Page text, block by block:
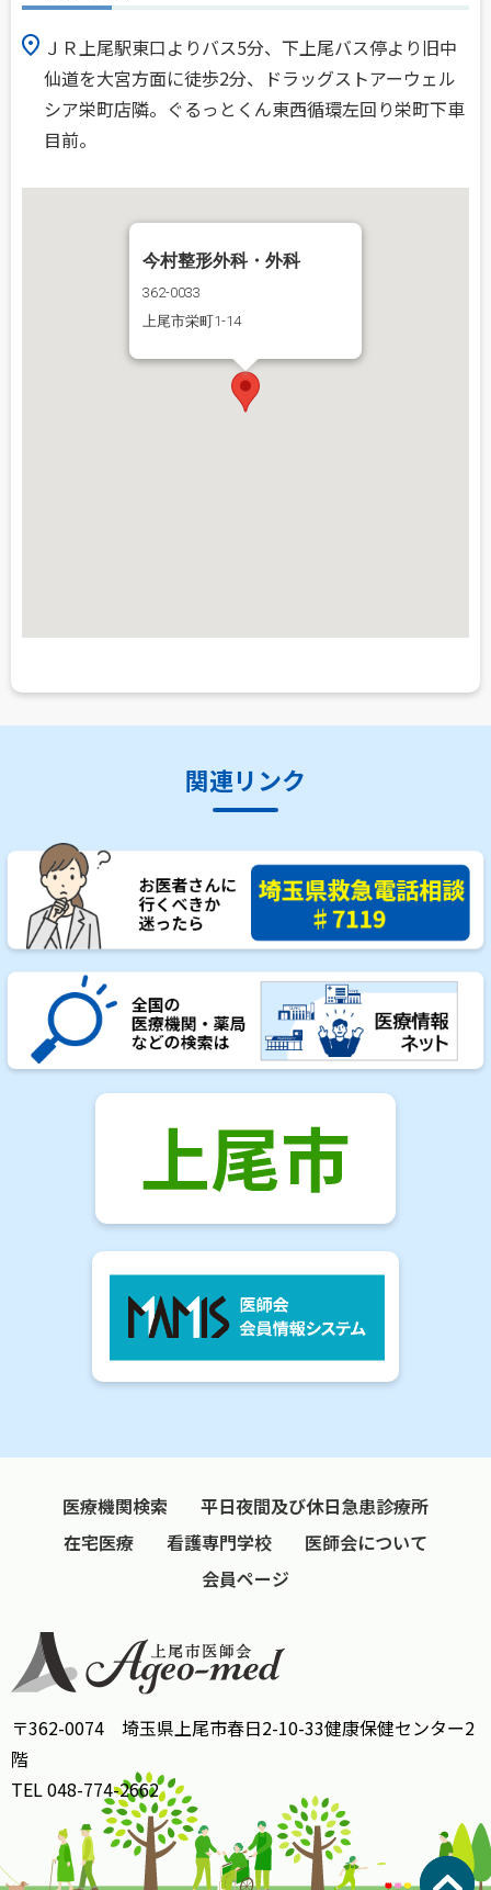
ＪＲ上尾駅東口よりバス5分、下上尾バス停より旧中
仙道を大宮方面に徒歩2分、ドラッグストアーウェル
シア栄町店隣。ぐるっとくん東西循環左回り栄町下車
目前。
今村整形外科・外科
362-0033
上尾市栄町1-14
関連リンク
医療機関検索
平日夜間及び休日急患診療所
在宅医療
看護専門学校
医師会について
会員ページ
〒362-0074 埼玉県上尾市春日2-10-33健康保健センター2
階
TEL 048-774-2662